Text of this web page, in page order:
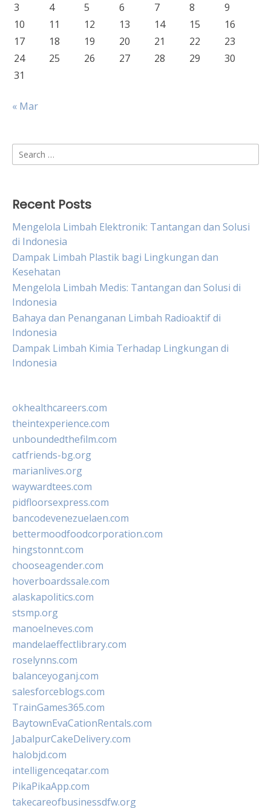
3 4 5 6 7 8
9
10
11 12 13 14 15
16
17
18 19 20 21 22
23
24
25 26 27 28 29
30
31
« Mar
Search
for:
Recent Posts
Mengelola Limbah Elektronik: Tantangan dan Solusi
di Indonesia
Dampak Limbah Plastik bagi Lingkungan dan
Kesehatan
Mengelola Limbah Medis: Tantangan dan Solusi di
Indonesia
Bahaya dan Penanganan Limbah Radioaktif di
Indonesia
Dampak Limbah Kimia Terhadap Lingkungan di
Indonesia
okhealthcareers.com
theintexperience.com
unboundedthefilm.com
catfriends-bg.org
marianlives.org
waywardtees.com
pidfloorsexpress.com
bancodevenezuelaen.com
bettermoodfoodcorporation.com
hingstonnt.com
chooseagender.com
hoverboardssale.com
alaskapolitics.com
stsmp.org
manoelneves.com
mandelaeffectlibrary.com
roselynns.com
balanceyoganj.com
salesforceblogs.com
TrainGames365.com
BaytownEvaCationRentals.com
JabalpurCakeDelivery.com
halobjd.com
intelligenceqatar.com
PikaPikaApp.com
takecareofbusinessdfw.org